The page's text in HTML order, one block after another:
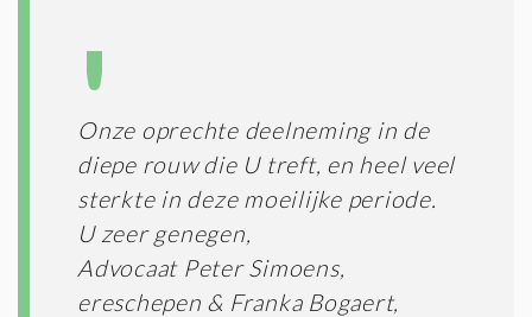
Onze oprechte deelneming in de
diepe rouw die U treft, en heel veel
sterkte in deze moeilijke periode.
U zeer genegen,
Advocaat Peter Simoens,
ereschepen & Franka Bogaert,